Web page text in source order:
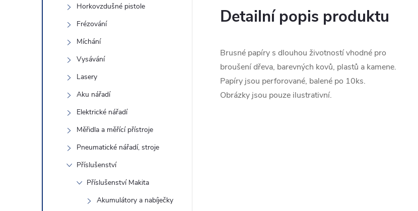
Horkovzdušné pistole
Frézování
Míchání
Vysávání
Lasery
Aku nářadí
Elektrické nářadí
Měřidla a měřící přístroje
Pneumatické nářadí, stroje
Příslušenství
Příslušenství Makita
Akumulátory a nabíječky
Detailní popis produktu
Brusné papíry s dlouhou životností vhodné pro
broušení dřeva, barevných kovů, plastů a kamene.
Papíry jsou perforované, balené po 10ks.
Obrázky jsou pouze ilustrativní.